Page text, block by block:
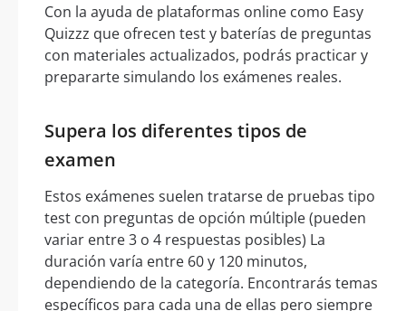
Con la ayuda de plataformas online como Easy
Quizzz que ofrecen test y baterías de preguntas
con materiales actualizados, podrás practicar y
prepararte simulando los exámenes reales.
Supera los diferentes tipos de
examen
Estos exámenes suelen tratarse de pruebas tipo
test con preguntas de opción múltiple (pueden
variar entre 3 o 4 respuestas posibles) La
duración varía entre 60 y 120 minutos,
dependiendo de la categoría. Encontrarás temas
específicos para cada una de ellas pero siempre